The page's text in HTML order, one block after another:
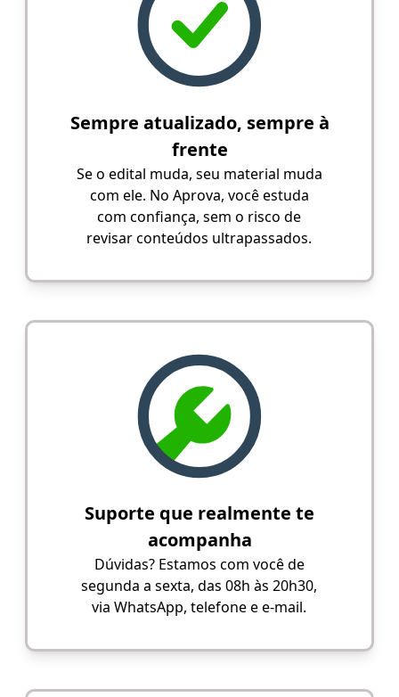
Sempre atualizado, sempre à
frente
Se o edital muda, seu material muda
com ele. No Aprova, você estuda
com confiança, sem o risco de
revisar conteúdos ultrapassados.
Suporte que realmente te
acompanha
Dúvidas? Estamos com você de
segunda a sexta, das 08h às 20h30,
via WhatsApp, telefone e e-mail.